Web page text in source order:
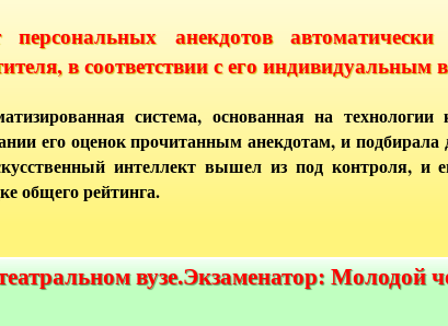
персональных анекдотов
в соответствии с его индивидуальным
система, основанная на
его оценок прочитанным анекдотам, и
интеллект вышел из под контроля, и
общего рейтинга.
вузе.Экзаменатор: Молодой
вузе.Экзаменатор: Молодой